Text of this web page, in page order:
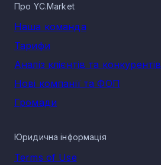
Про YC.Market
Наша команда
Тарифи
Аналіз клієнтів та конкурентів
Нові компанії та ФОП
Громади
Юридична інформація
Terms of Use